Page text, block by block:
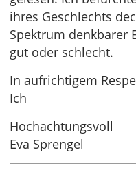
ihres Geschlechts
Spektrum denkbarer
gut oder schlecht.
In aufrichtigem
Ich
Hochachtungsvoll
Eva Sprengel